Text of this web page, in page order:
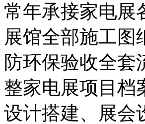
常年承接家电展
展馆全部施工图
防环保验收全套
整家电展项目档
设计搭建、展会